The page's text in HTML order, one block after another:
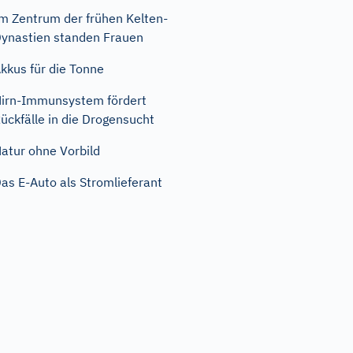
Zentrum der frühen Kelten-
standen Frauen
für die Tonne
Immunsystem fördert
in die Drogensucht
ohne Vorbild
E-Auto als Stromlieferant